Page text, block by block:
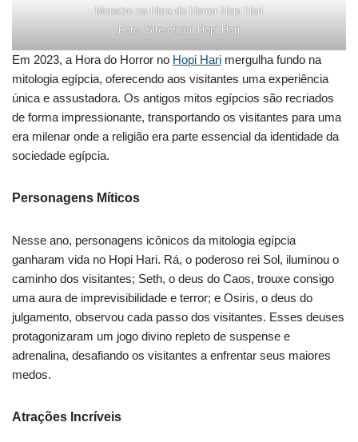
Monstro na Hora do Horror Hopi Hari
Foto: Site oficial Hopi Hari
Em 2023, a Hora do Horror no Hopi Hari mergulha fundo na
mitologia egípcia, oferecendo aos visitantes uma experiência
única e assustadora. Os antigos mitos egípcios são recriados
de forma impressionante, transportando os visitantes para uma
era milenar onde a religião era parte essencial da identidade da
sociedade egípcia.
Personagens Míticos
Nesse ano, personagens icônicos da mitologia egípcia
ganharam vida no Hopi Hari. Rá, o poderoso rei Sol, iluminou o
caminho dos visitantes; Seth, o deus do Caos, trouxe consigo
uma aura de imprevisibilidade e terror; e Osiris, o deus do
julgamento, observou cada passo dos visitantes. Esses deuses
protagonizaram um jogo divino repleto de suspense e
adrenalina, desafiando os visitantes a enfrentar seus maiores
medos.
Atrações Incríveis